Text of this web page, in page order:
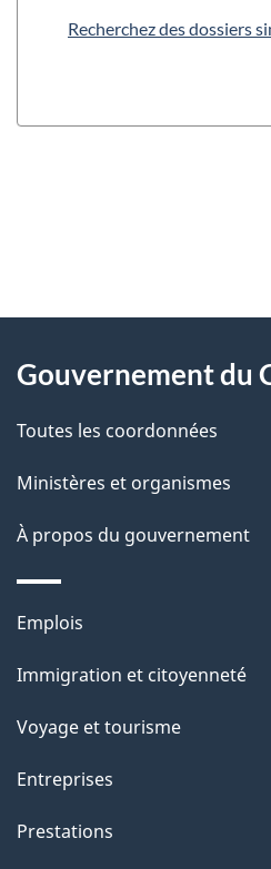
Recherchez des dossiers
D
t
a
l
s
l
a
a
g
"
propos
ce
site
Gouvernement du
Toutes les coordonnées
Ministères et organismes
À propos du gouvernement
Thèmes
sujets
Emplois
Immigration et citoyenneté
Voyage et tourisme
Entreprises
Prestations